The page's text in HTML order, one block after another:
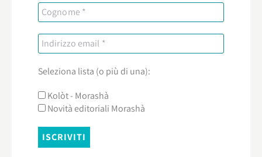
Seleziona lista (o più di una):
Kolòt - Morashà
Novità editoriali Morashà